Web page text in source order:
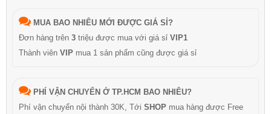
MUA BAO NHIÊU MỚI ĐƯỢC GIÁ SỈ?
Đơn hàng trên 3 triệu được mua với giá sỉ VIP1
Thành viên VIP mua 1 sản phẩm cũng được giá sỉ
PHÍ VẬN CHUYỂN Ở TP.HCM BAO NHIÊU?
Phí vận chuyển nội thành 30K, Tới SHOP mua hàng được Free